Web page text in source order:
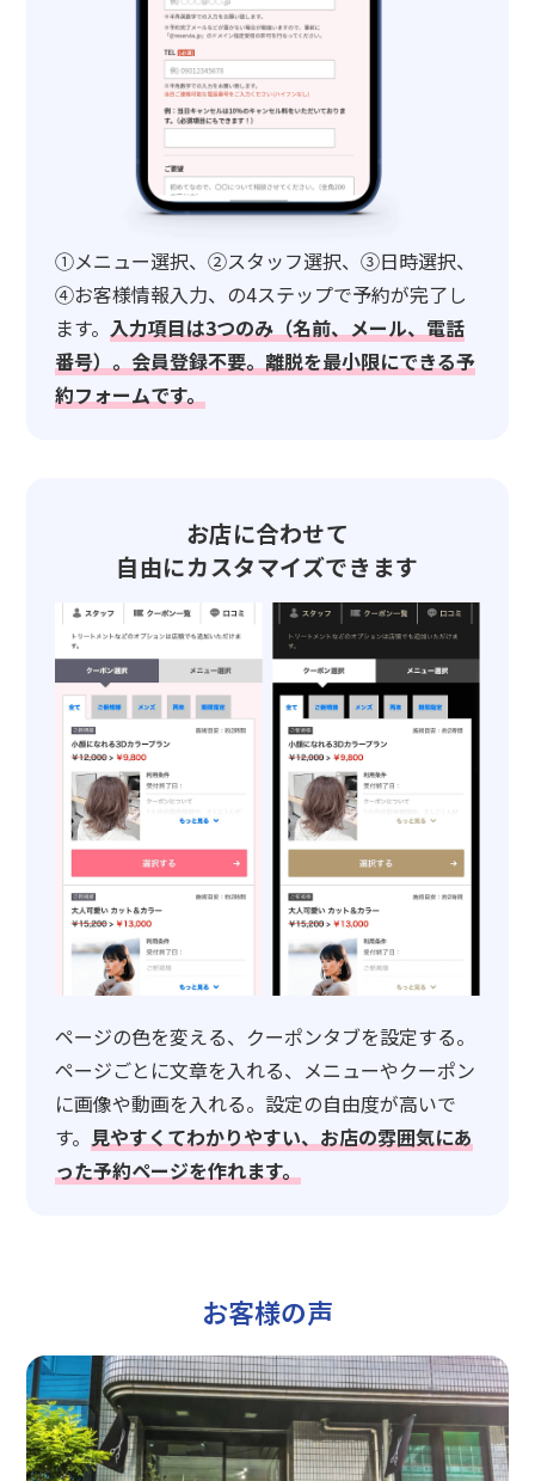
①メニュー選択、②スタッフ選択、③日時選択、
④お客様情報入力、の4ステップで予約が完了し
ます。入力項目は3つのみ（名前、メール、電話
番号）。会員登録不要。離脱を最小限にできる予
約フォームです。
お店に合わせて
自由にカスタマイズできます
ページの色を変える、クーポンタブを設定する。
ページごとに文章を入れる、メニューやクーポン
に画像や動画を入れる。設定の自由度が高いで
す。 見やすくてわかりやすい、お店の雰囲気にあ
った予約ページを作れます。
お客様の声